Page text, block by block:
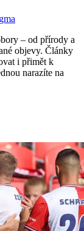
– od přírody a
objevy. Články
i přimět k
narazíte na